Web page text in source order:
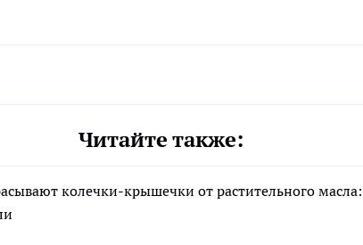
Читайте также:
колечки-крышечки от растительного масла: